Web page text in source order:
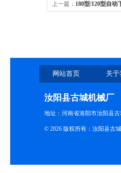
上一篇： 180型/120型自动
网站首页 关
汝阳县古城机械厂
地址：河南省洛阳市汝阳县
© 2026 版权所有：汝阳县古